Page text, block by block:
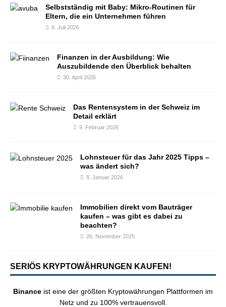
Selbstständig mit Baby: Mikro-Routinen für
Eltern, die ein Unternehmen führen
8. Juli 2026
Finanzen in der Ausbildung: Wie
Auszubildende den Überblick behalten
30. April 2026
Das Rentensystem in der Schweiz im
Detail erklärt
9. Februar 2026
Lohnsteuer für das Jahr 2025 Tipps –
was ändert sich?
8. Januar 2026
Immobilien direkt vom Bauträger
kaufen – was gibt es dabei zu
beachten?
26. November 2025
SERIÖS KRYPTOWÄHRUNGEN KAUFEN!
Binance ist eine der größten Kryptowährungen Plattformen im
Netz und zu 100% vertrauensvoll.